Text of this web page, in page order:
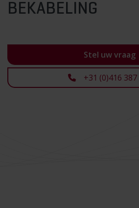
BEKABELING
Stel uw vraag
+31 (0)416 387